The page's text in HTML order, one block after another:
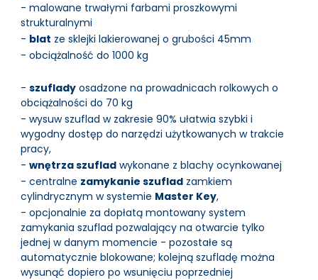
- malowane trwałymi farbami proszkowymi
strukturalnymi
- blat ze sklejki lakierowanej o grubości 45mm
- obciążalność do 1000 kg
-szuflady osadzone na prowadnicach rolkowych o
obciążalności do 70 kg
- wysuw szuflad w zakresie 90% ułatwia szybki i
wygodny dostęp do narzędzi użytkowanych w trakcie
pracy,
-wnętrza szuflad wykonane z blachy ocynkowanej
- centralne zamykanie szuflad zamkiem
cylindrycznym w systemie Master Key,
- opcjonalnie za dopłatą montowany system
zamykania szuflad pozwalający na otwarcie tylko
jednej w danym momencie - pozostałe są
automatycznie blokowane; kolejną szufladę można
wysunąć dopiero po wsunięciu poprzedniej